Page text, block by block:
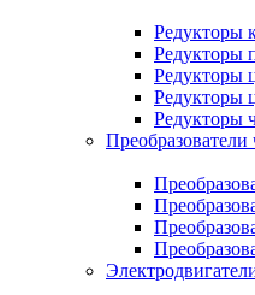
Редукторы
Редукторы
Редукторы
Редукторы
Редукторы
Преобразователи